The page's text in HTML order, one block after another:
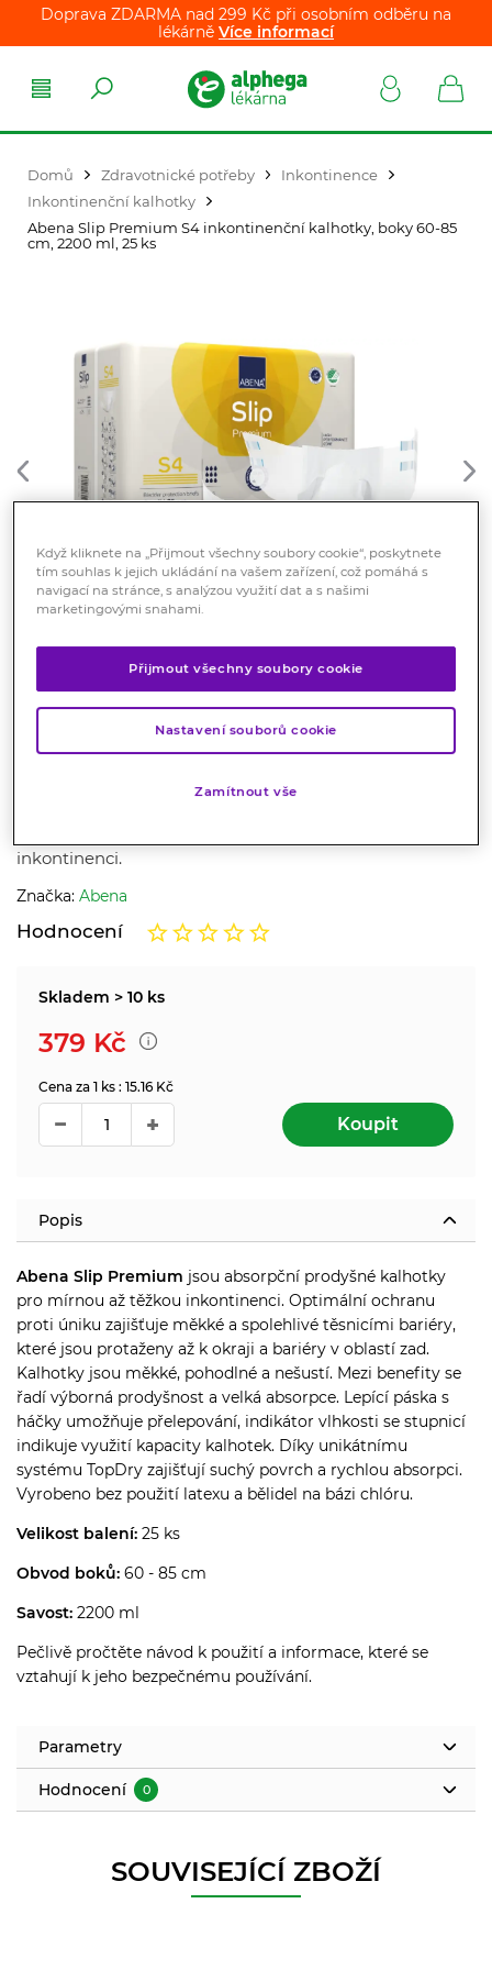
Doprava ZDARMA nad 299 Kč při osobním odběru na
lékárně Více informací
Domů Zdravotnické potřeby
Inkontinence
Inkontinenční kalhotky
Abena Slip Premium S4 inkontinenční kalhotky, boky 60-85
cm, 2200 ml, 25 ks
Abena Slip Premium S4
inkontinenční kalhotky, boky
60-85 cm, 2200 ml, 25 ks
inkontinenci.
Značka: Abena
Hodnocení
Skladem > 10 ks
379 Kč
Cena za 1 ks : 15.16 Kč
Koupit
Popis
Abena Slip Premium jsou absorpční prodyšné kalhotky
pro mírnou až těžkou inkontinenci. Optimální ochranu
proti úniku zajišťuje měkké a spolehlivé těsnicími bariéry,
které jsou protaženy až k okraji a bariéry v oblastí zad.
Kalhotky jsou měkké, pohodlné a nešustí. Mezi benefity se
řadí výborná prodyšnost a velká absorpce. Lepící páska s
háčky umožňuje přelepování, indikátor vlhkosti se stupnicí
indikuje využití kapacity kalhotek. Díky unikátnímu
systému TopDry zajišťují suchý povrch a rychlou absorpci.
Vyrobeno bez použití latexu a bělidel na bázi chlóru.
Velikost balení: 25 ks
Obvod boků: 60 - 85 cm
Savost: 2200 ml
Pečlivě pročtěte návod k použití a informace, které se
vztahují k jeho bezpečnému používání.
Parametry
Hodnocení 0
SOUVISEJÍCÍ ZBOŽÍ
Když kliknete na „Přijmout všechny soubory cookie“, poskytnete
tím souhlas k jejich ukládání na vašem zařízení, což pomáhá s
navigací na stránce, s analýzou využití dat a s našimi
marketingovými snahami.
Přijmout všechny soubory cookie
Nastavení souborů cookie
Zamítnout vše